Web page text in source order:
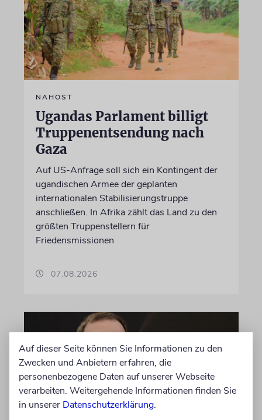
NAHOST
Ugandas Parlament billigt
Truppenentsendung nach
Gaza
Auf US-Anfrage soll sich ein Kontingent der
ugandischen Armee der geplanten
internationalen Stabilisierungstruppe
anschließen. In Afrika zählt das Land zu den
größten Truppenstellern für
Friedensmissionen
07.08.2026
Auf dieser Seite können Sie Informationen zu den
Zwecken und Anbietern erfahren, die
personenbezogene Daten auf unserer Webseite
verarbeiten. Weitergehende Informationen finden Sie
in unserer Datenschutzerklärung.